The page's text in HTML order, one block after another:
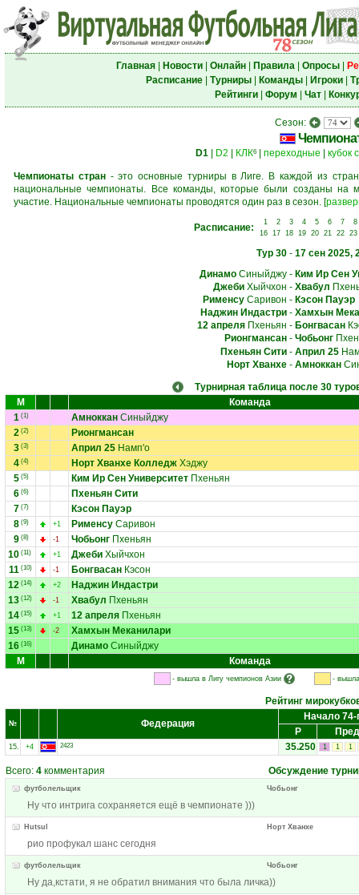
Главная| Новости| Онлайн| Правила| Опросы|
Расписание| Турниры| Команды| Игроки|
Рейтинги| Форум Чат|
Сезон:
D1 D2 КЛК6 переходные кубок
Чемпионаты стран- это основные турниры в Лиге. В каждой из
национальные чемпионаты. Все команды, которые были созданы на
участие. Национальные чемпионаты проводятся один раз в сезон. [
Расписание: 1 2 3 4 5 6 7
8
16
17 18 19 20 21 22 23
Тур 30- 17 сен 2025,
ДинамоСиныйджу- Ким Ир Сен
ДжебиХыйчхон - Хвабул
РименсуСаривон - Кэсон Пауэр
Наджин Индастри- Хамхын
12 апреляПхеньян - Бонгвасан
Рионгмансан- Чобьонг
Пхеньян Сити- Април 25
Норт Хванхе- Амноккан
Турнирная таблица после 30
М
Команда
1 (1) Амноккан Синыйджу
2 (2)
Рионгмансан
3 (3) Април 25 Намп'о
4 (4) Норт Хванхе Колледж Хэджу
5 (5) Ким Ир Сен Университет Пхеньян
6 (6)
Пхеньян Сити
7 (7)
Кэсон Пауэр
8 (9) +1 Рименсу Саривон
9 (8) -1 Чобьонг Пхеньян
10 (11) +1 Джеби Хыйчхон
11 (10) -1 Бонгвасан Кэсон
12 (14) +2
Наджин Индастри
13 (12) -1 Хвабул Пхеньян
14 (15) +1 12 апреля Пхеньян
15 (13) -2
Хамхын Меканилари
16 (16) Динамо Синыйджу
М
Команда
- вышла в Лигу чемпионов Азии - вышла
Рейтинг
№ Федерация
Начало 74-
Р
15. +4 2423 35.250 1 1 1
Всего: 4 комментария Обсуждение
футболельщик Чобьонг
Ну что интрига сохраняется ещё в чемпионате )))
Hutsul Норт Хванхе
рио профукал шанс сегодня
футболельщик Чобьонг
Ну да,кстати, я не обратил внимания что была личка))